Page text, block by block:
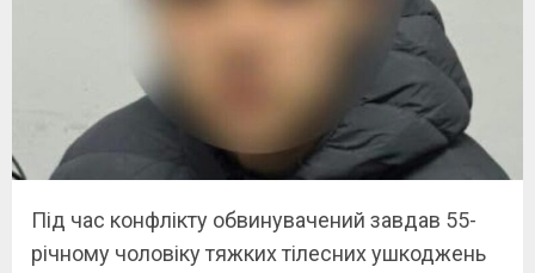
Під час конфлікту обвинувачений завдав 55-
річному чоловіку тяжких тілесних ушкоджень